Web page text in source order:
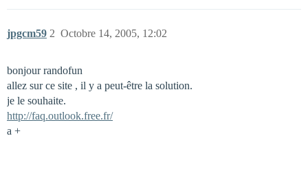
jpgcm59 Octobre 14, 2005, 12:02
2
bonjour randofun
allez sur ce site , il y a peut-être la solution.
je le souhaite.
http://faq.outlook.free.fr/
a +